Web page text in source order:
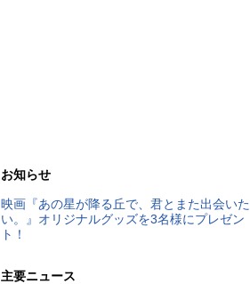
お知らせ
映画『あの星が降る丘で、君とまた出会いた
い。』オリジナルグッズを3名様にプレゼン
ト！
主要ニュース